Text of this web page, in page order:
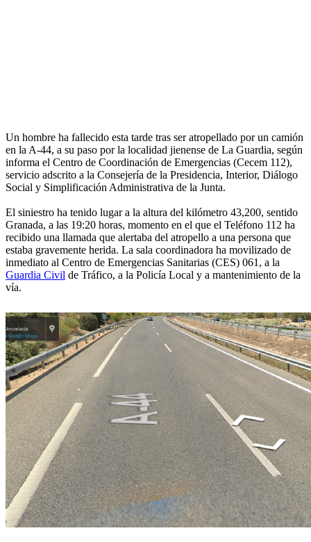
Un hombre ha fallecido esta tarde tras ser atropellado por un camión
en la A-44, a su paso por la localidad jienense de La Guardia, según
informa el Centro de Coordinación de Emergencias (Cecem 112),
servicio adscrito a la Consejería de la Presidencia, Interior, Diálogo
Social y Simplificación Administrativa de la Junta.
El siniestro ha tenido lugar a la altura del kilómetro 43,200, sentido
Granada, a las 19:20 horas, momento en el que el Teléfono 112 ha
recibido una llamada que alertaba del atropello a una persona que
estaba gravemente herida. La sala coordinadora ha movilizado de
inmediato al Centro de Emergencias Sanitarias (CES) 061, a la
Guardia Civil de Tráfico, a la Policía Local y a mantenimiento de la
vía.